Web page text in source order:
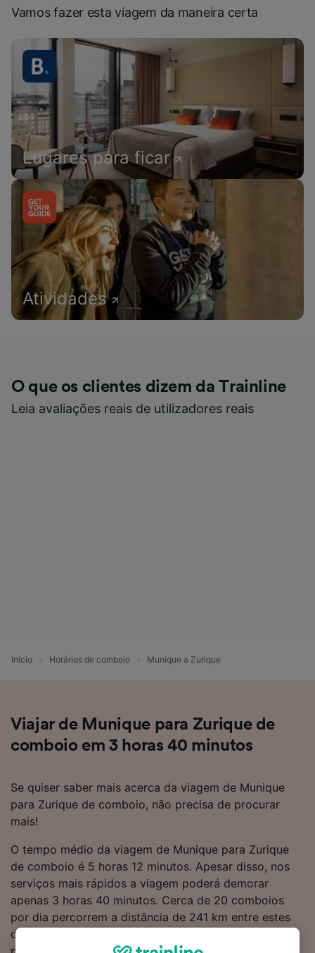
Vamos fazer esta viagem da maneira certa
Lugares para ficar
Atividades
O que os clientes dizem da Trainline
Leia avaliações reais de utilizadores reais
Início Horários de comboio Munique a Zurique
Viajar de Munique para Zurique de
comboio em 3 horas 40 minutos
Se quiser saber mais acerca da viagem de Munique
para Zurique de comboio, não precisa de procurar
mais!
O tempo médio da viagem de Munique para Zurique
de comboio é 5 horas 12 minutos. Apesar disso, nos
serviços mais rápidos a viagem poderá demorar
apenas 3 horas 40 minutos. Cerca de 20 comboios
por dia percorrem a distância de 241 km entre estes
dois destinos. Assim que entrar a bordo do comboio,